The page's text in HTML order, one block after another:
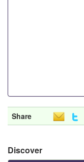
Share
Discover